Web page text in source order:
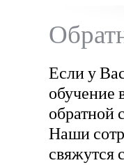
Если у
обучение
обратной
Наши
свяжутся